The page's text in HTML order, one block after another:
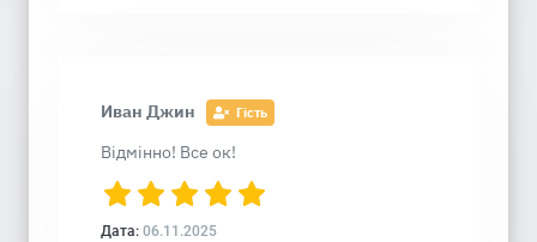
Иван Джин Гість
Відмінно! Все ок!
Дата: 06.11.2025